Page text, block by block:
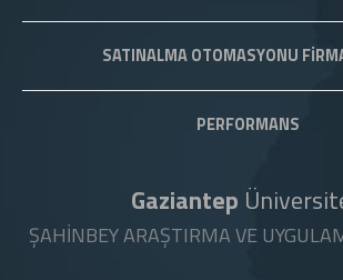
SATINALMA OTOMASYONU
PERFORMANS
Gaziantep
ŞAHİNBEY ARAŞTIRMA VE